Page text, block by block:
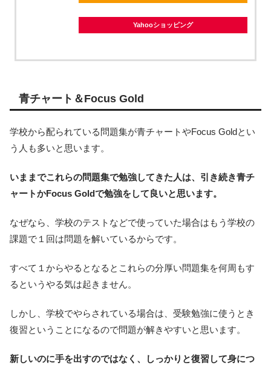
Yahooショッピング
青チャート＆Focus Gold
学校から配られている問題集が青チャートやFocus Goldとい
う人も多いと思います。
いままでこれらの問題集で勉強してきた人は、引き続き青チ
ャートかFocus Goldで勉強をして良いと思います。
なぜなら、学校のテストなどで使っていた場合はもう学校の
課題で１回は問題を解いているからです。
すべて１からやるとなるとこれらの分厚い問題集を何周もす
るというやる気は起きません。
しかし、学校でやらされている場合は、受験勉強に使うとき
復習ということになるので問題が解きやすいと思います。
新しいのに手を出すのではなく、しっかりと復習して身につ